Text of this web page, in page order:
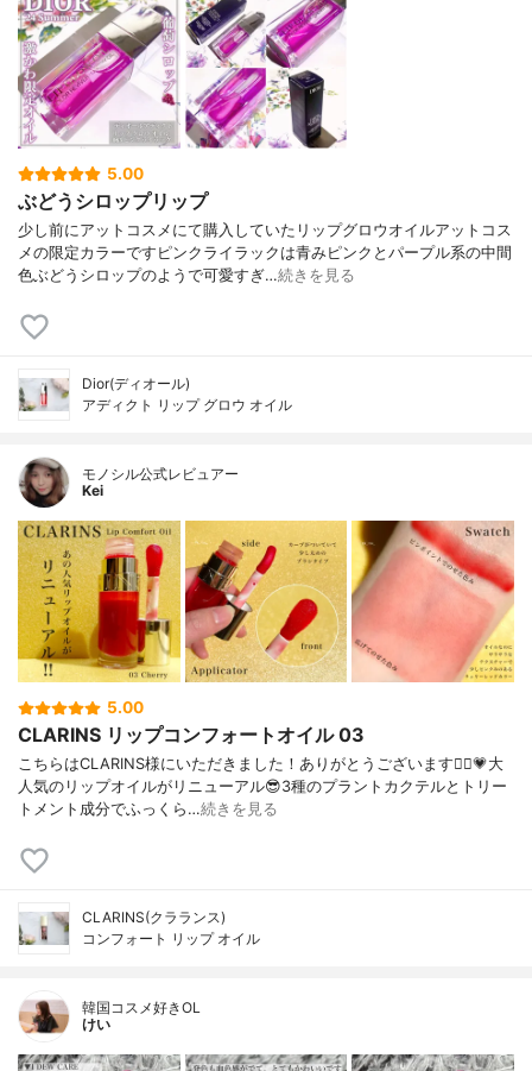
5.00
ぶどうシロップリップ
少し前にアットコスメにて購入していたリップグロウオイルアットコス
メの限定カラーですピンクライラックは青みピンクとパープル系の中間
色ぶどうシロップのようで可愛すぎ…続きを見る
Dior(ディオール)
アディクト リップ グロウ オイル
モノシル公式レビュアー
Kei
5.00
CLARINS リップコンフォートオイル 03
こちらはCLARINS様にいただきました！ありがとうございます🙇‍♀️💗大
人気のリップオイルがリニューアル😎3種のプラントカクテルとトリー
トメント成分でふっくら…続きを見る
CLARINS(クラランス)
コンフォート リップ オイル
韓国コスメ好きOL
けい